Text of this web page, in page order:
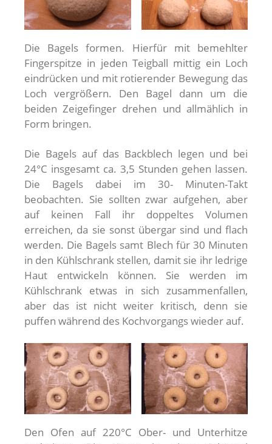
Die Bagels formen. Hierfür mit bemehlter
Fingerspitze in jeden Teigball mittig ein Loch
eindrücken und mit rotierender Bewegung das
Loch vergrößern. Den Bagel dann um die
beiden Zeigefinger drehen und allmählich in
Form bringen.
Die Bagels auf das Backblech legen und bei
24°C insgesamt ca. 3,5 Stunden gehen lassen.
Die Bagels dabei im 30- Minuten-Takt
beobachten. Sie sollten zwar aufgehen, aber
auf keinen Fall ihr doppeltes Volumen
erreichen, da sie sonst übergar sind und flach
werden. Die Bagels samt Blech für 30 Minuten
in den Kühlschrank stellen, damit sie ihr ledrige
Haut entwickeln können. Sie werden im
Kühlschrank etwas in sich zusammenfallen,
aber das ist nicht weiter kritisch, denn sie
puffen während des Kochvorgangs wieder auf.
Den Ofen auf 220°C Ober- und Unterhitze